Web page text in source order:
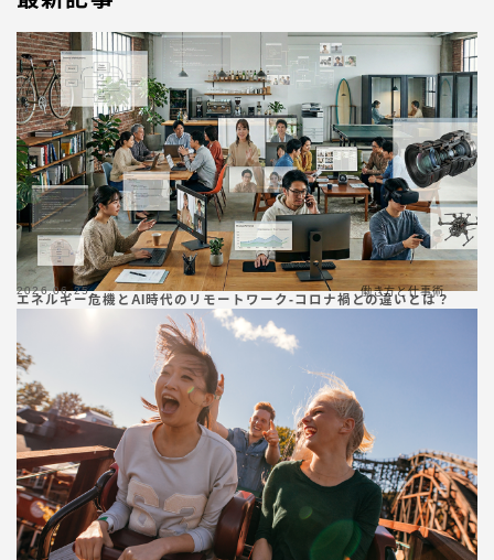
エネルギー危機とAI時代のリモートワーク-コロナ禍との違いとは？
2026.06.25 働き方と仕事術